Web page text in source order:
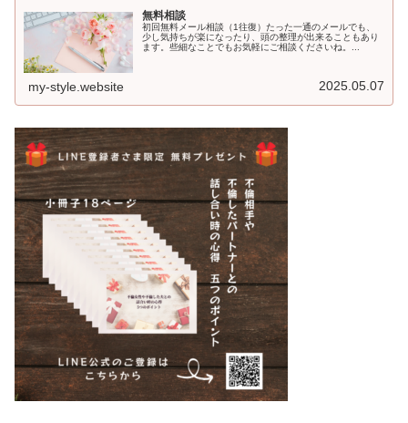
無料相談
初回無料メール相談（1往復）たった一通のメールでも、
少し気持ちが楽になったり、頭の整理が出来ることもあり
ます。些細なことでもお気軽にご相談くださいね。...
my-style.website 2025.05.07